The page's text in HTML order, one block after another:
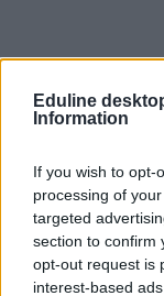
Eduline
Information
If you wish to opt-
processing of
targeted
section to confirm
opt-out request is
interest-based